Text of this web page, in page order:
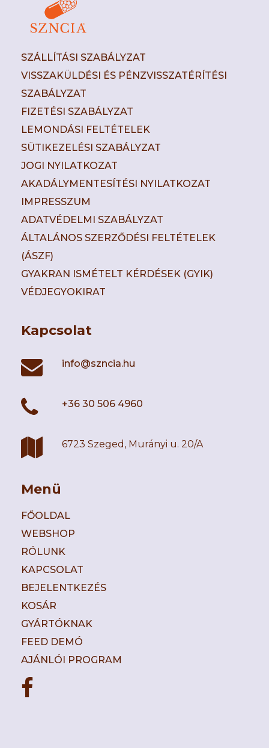
SZÁLLÍTÁSI SZABÁLYZAT
VISSZAKÜLDÉSI ÉS PÉNZVISSZATÉRÍTÉSI
SZABÁLYZAT
FIZETÉSI SZABÁLYZAT
LEMONDÁSI FELTÉTELEK
SÜTIKEZELÉSI SZABÁLYZAT
JOGI NYILATKOZAT
AKADÁLYMENTESÍTÉSI NYILATKOZAT
IMPRESSZUM
ADATVÉDELMI SZABÁLYZAT
ÁLTALÁNOS SZERZŐDÉSI FELTÉTELEK
(ÁSZF)
GYAKRAN ISMÉTELT KÉRDÉSEK (GYIK)
VÉDJEGYOKIRAT
Kapcsolat
info@szncia.hu
+36 30 506 4960
6723 Szeged, Murányi u. 20/A
Menü
FŐOLDAL
WEBSHOP
RÓLUNK
KAPCSOLAT
BEJELENTKEZÉS
KOSÁR
GYÁRTÓKNAK
FEED DEMÓ
AJÁNLÓI PROGRAM